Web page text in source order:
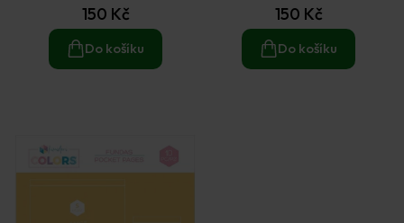
150 Kč
Do košíku
150 Kč
Do košíku